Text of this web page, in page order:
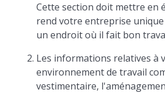
Cette section doit mettre en
rend votre entreprise
un endroit où il fait bon
Les informations relatives à
environnement de travail
vestimentaire,